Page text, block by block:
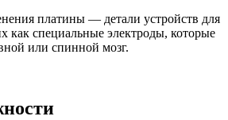
платины — детали устройств для
как специальные электроды, которые
или спинной мозг.